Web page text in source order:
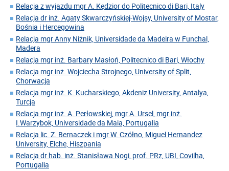
Relacja z wyjazdu mgr A. Kędzior do Politecnico di Bari, Italy
Relacja dr inż. Agaty Skwarczyńskiej-Wojsy, University of Mostar,
Bośnia i Hercegowina
Relacja mgr Anny Niżnik, Universidade da Madeira w Funchal,
Madera
Relacja mgr inż. Barbary Masłoń, Politecnico di Bari, Włochy
Relacja mgr inż. Wojciecha Strojnego, University of Split,
Chorwacja
Relacja mgr inż. K. Kucharskiego, Akdeniz University, Antalya,
Turcja
Relacja mgr inż. A. Perłowskiej, mgr A. Ursel, mgr inż.
I.Warzybok, Universidade da Maia, Portugalia
Relacja lic. Z. Bernaczek i mgr W. Czółno, Miguel Hernandez
University, Elche, Hiszpania
Relacja dr hab. inż. Stanisława Nogi, prof. PRz, UBI, Covilha,
Portugalia